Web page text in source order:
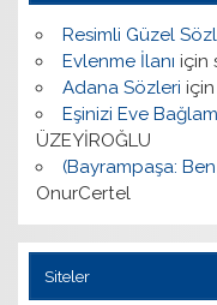
Resimli Güzel
Evlenme İlanı için
Adana Sözleri için
Eşinizi Eve
ÜZEYİROĞLU
(Bayrampaşa:
OnurCertel
Siteler